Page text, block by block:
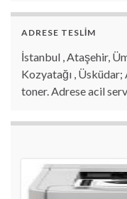
ADRESE TESLİM
İstanbul , Ataşehir,
Kozyatağı , Üsküdar;
toner. Adrese acil